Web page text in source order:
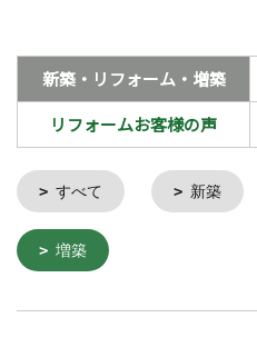
新築・リフォーム・増築
リフォームお客様の声
すべて 新築
増築